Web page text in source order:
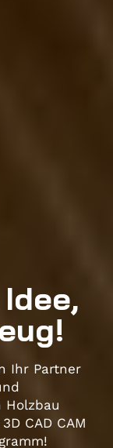
Ihr Partner
Holzbau
CAD CAM